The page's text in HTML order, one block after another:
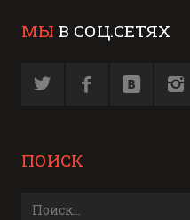
МЫ В СОЦ.СЕТЯХ
ПОИСК